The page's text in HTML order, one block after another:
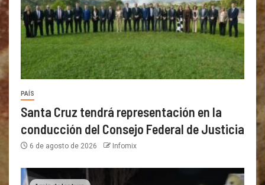
PAÍS
Santa Cruz tendrá representación en la
conducción del Consejo Federal de Justicia
6 de agosto de 2026 Infomix